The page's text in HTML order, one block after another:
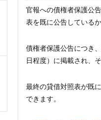
官報への債権者保護公
表を既に公告している
債権者保護公告につき
日程度）に掲載され、
最終の貸借対照表が既
できます。